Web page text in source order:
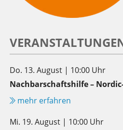
Do. 13. August | 10:00 Uhr
Nachbarschaftshilfe –
mehr erfahren
Mi. 19. August | 10:00 Uhr